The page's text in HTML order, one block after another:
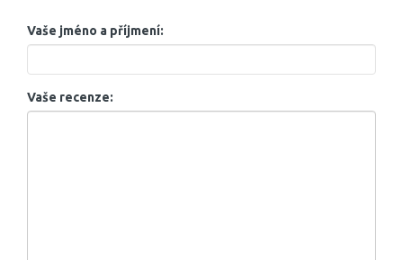
Vaše jméno a příjmení:
Vaše recenze: